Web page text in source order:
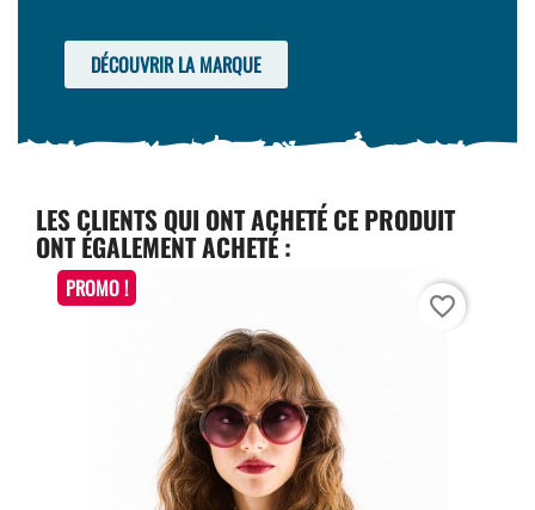
DÉCOUVRIR LA MARQUE
LES CLIENTS QUI ONT ACHETÉ CE PRODUIT
ONT ÉGALEMENT ACHETÉ :
PROMO !
favorite_border